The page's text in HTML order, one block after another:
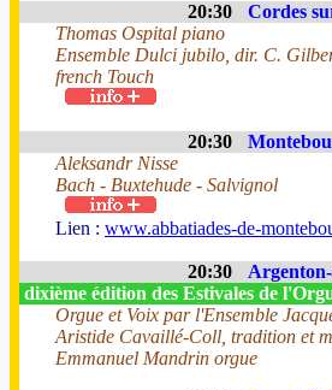
20:30 Cordes
Thomas Ospital piano
Ensemble Dulci jubilo, dir. C.
french Touch
20:30
Aleksandr Nisse
Bach - Buxtehude - Salvignol
Lien : www.abbatiades-de-
20:30
dixième édition des Estivales de
Orgue et Voix par l'Ensemble
Aristide Cavaillé-Coll, tradition et
Emmanuel Mandrin orgue